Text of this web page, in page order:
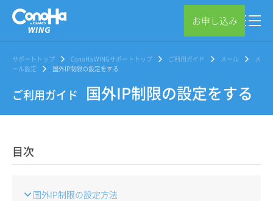
お申し込み
サポートトップ ConoHa WINGサポートトップ ご利用ガイド メール
メ
ール設定
国外IP制限の設定をする
ご利用ガイド 国外IP制限の設定をする
目次
国外IP制限の設定方法